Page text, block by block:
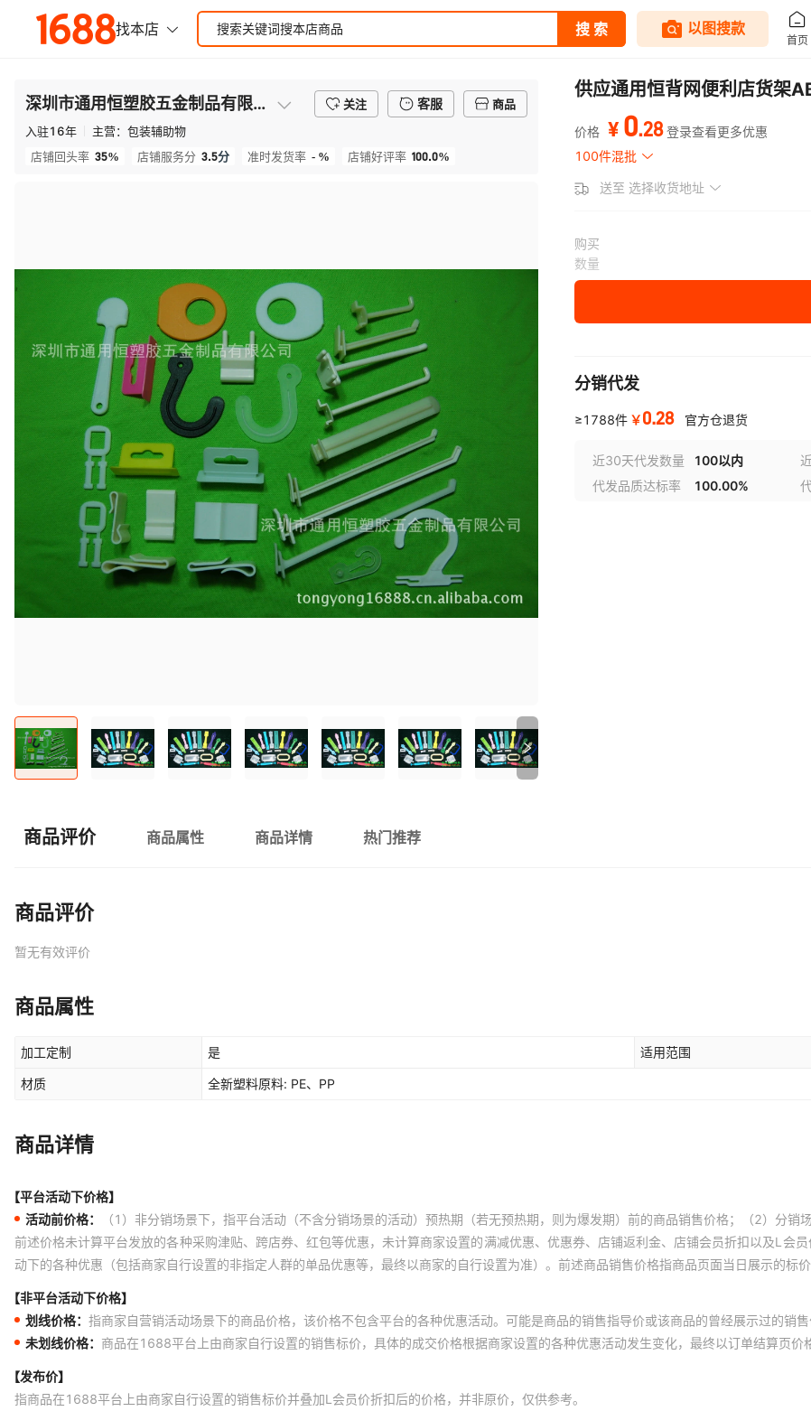
深圳市通用恒塑胶五金制品有限公司 关注 客服
商品
入驻16年 主营： 包装辅助物
店铺回头率 35% 店铺服务分 3.5分 准时发货率 - % 店铺好评率 100.0%
供应通用恒背网便利店货架
价格 ¥ 0.28 登录查看更多优惠
100件混批
送至 选择收货地址
购买
数量
分销代发
≥1788件 ￥0.28 官方仓退货
近30天代发数量 100以内
代发品质达标率
100.00%
商品评价 商品属性 商品详情 热门推荐
商品评价
暂无有效评价
商品属性
加工定制 是 适用范围
材质 全新塑料原料: PE、PP
商品详情
【平台活动下价格】
活动前价格：
（1）非分销场景下，指平台活动（不含分销场景的活动）预热期（若无预热期，则为爆发期）前的商品销售价格；（2）分
前述价格未计算平台发放的各种采购津贴、跨店券、红包等优惠，未计算商家设置的满减优惠、优惠券、店铺返利金、店铺会员折扣以及L会
动下的各种优惠（包括商家自行设置的非指定人群的单品优惠等，最终以商家的自行设置为准）。前述商品销售价格指商品页面当日展示的标
【非平台活动下价格】
划线价格： 指商家自营销活动场景下的商品价格，该价格不包含平台的各种优惠活动。可能是商品的销售指导价或该商品的曾经展示过的销售
未划线价格： 商品在1688平台上由商家自行设置的销售标价，具体的成交价格根据商家设置的各种优惠活动发生变化，最终以订单结算页价
【发布价】
指商品在1688平台上由商家自行设置的销售标价并叠加L会员价折扣后的价格，并非原价，仅供参考。